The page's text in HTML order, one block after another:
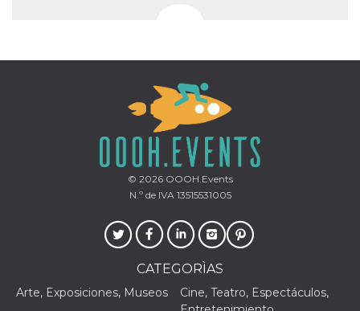
© 2026OOOH.Events
N.º de IVA 13515531005
CATEGORÌAS
Arte, Exposiciones, Museos
Cine, Teatro, Espectáculos,